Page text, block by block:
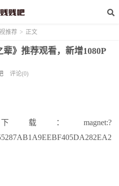
推荐 > 正文
》推荐观看，新增1080P
评论(0)
载：magnet:?